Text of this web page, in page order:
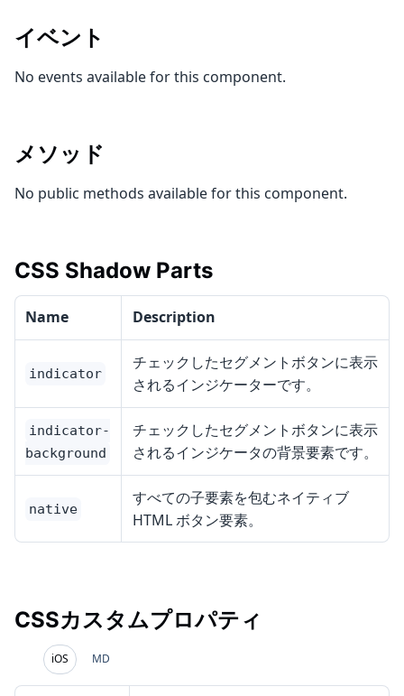
イベント
No events available for this component.
メソッド
No public methods available for this component.
CSS Shadow Parts
Name Description
indicator
チェックしたセグメントボタンに表示
されるインジケーターです。
indicator-
background
チェックしたセグメントボタンに表示
されるインジケータの背景要素です。
native
すべての子要素を包むネイティブ
HTML ボタン要素。
CSSカスタムプロパティ
iOS MD